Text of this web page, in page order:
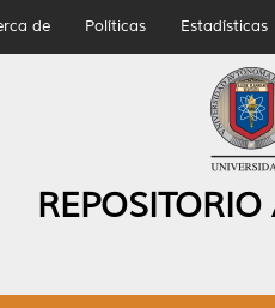
de Políticas Estadísticas